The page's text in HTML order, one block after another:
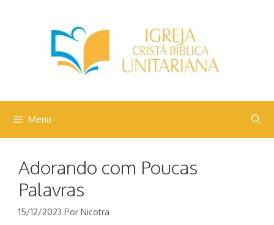
Menu
Adorando com Poucas
Palavras
15/12/2023 Por Nicotra